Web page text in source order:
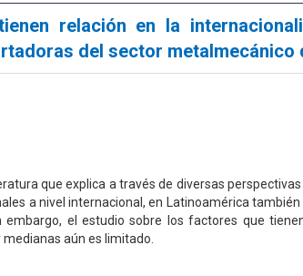
relación en la
del sector metalmecánico
que explica a través de diversas
a nivel internacional, en Latinoamérica
embargo, el estudio sobre los factores que
aún es limitado.